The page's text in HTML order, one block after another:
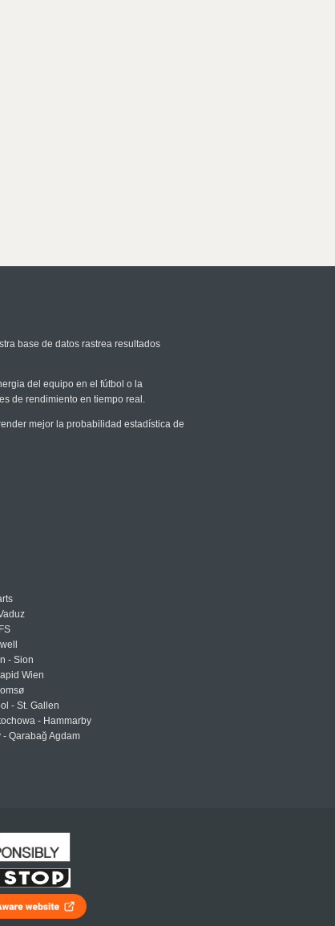
base de datos rastrea resultados
del equipo en el fútbol o la
de rendimiento en tiempo real.
mejor la probabilidad estadística de
- Sion
Wien
- St. Gallen
- Hammarby
- Qarabağ Agdam